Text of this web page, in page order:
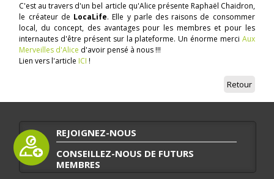
C'est au travers d'un bel article qu'Alice présente Raphaël Chaidron,
le créateur de LocaLife. Elle y parle des raisons de consommer
local, du concept, des avantages pour les membres et pour les
internautes d'être présent sur la plateforme. Un énorme merci Aux
Merveilles d'Alice d'avoir pensé à nous !!!
Lien vers l'article ICI !
Retour
REJOIGNEZ-NOUS
CONSEILLEZ-NOUS DE FUTURS
MEMBRES